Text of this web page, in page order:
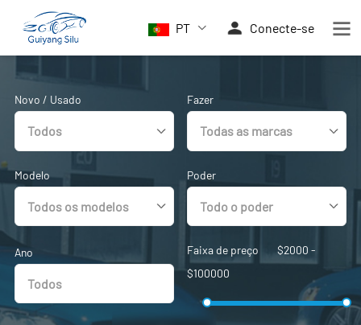
PT Conecte-se
Novo / Usado Fazer
Modelo Poder
Ano Faixa de preço $2000 -
$100000